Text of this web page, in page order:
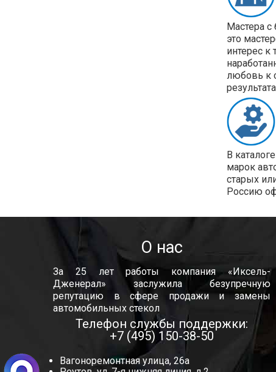
Мастера
это
интерес
любовь к
В
марок
старых
Россию
О нас
За 25 лет работы компания «Иксель-
Дженерал» заслужила безупречную
репутацию в сфере продажи и замены
автомобильных стекол
Телефон службы поддержки:
+7 (495) 150-38-50
Вагоноремонтная улица, 26а